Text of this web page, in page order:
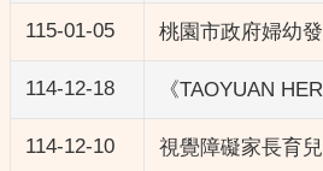
115-01-05 桃園市政府婦幼
114-12-18 《TAOYUAN
114-12-10 視覺障礙家長育兒